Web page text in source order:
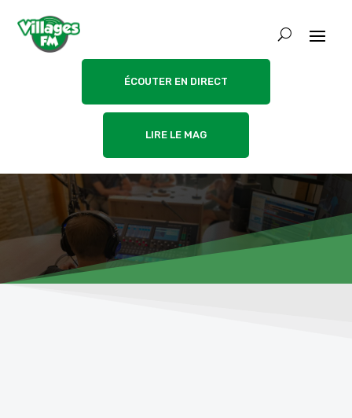
ÉCOUTER EN DIRECT
LIRE LE MAG